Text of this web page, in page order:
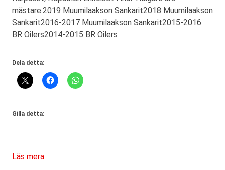
mästare:2019 Muumilaakson Sankarit2018 Muumilaakson
Sankarit2016-2017 Muumilaakson Sankarit2015-2016
BR Oilers2014-2015 BR Oilers
Dela detta:
Gilla detta:
Läs mera